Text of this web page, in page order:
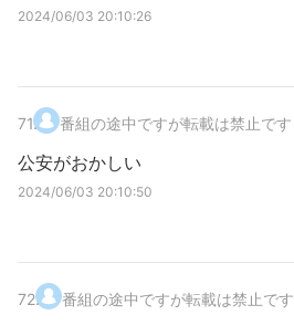
2024/06/03 20:10:26
71. 番組の途中ですが転載は禁止です
公安がおかしい
2024/06/03 20:10:50
72. 番組の途中ですが転載は禁止です